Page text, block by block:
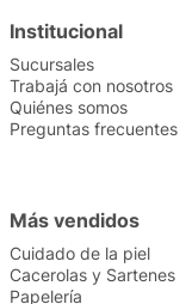
Institucional
Sucursales
Trabajá con nosotros
Quiénes somos
Preguntas frecuentes
Más vendidos
Cuidado de la piel
Cacerolas y Sartenes
Papelería